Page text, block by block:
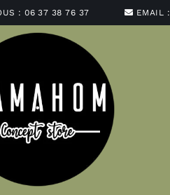
:06 37 38 76 37 EMAIL :